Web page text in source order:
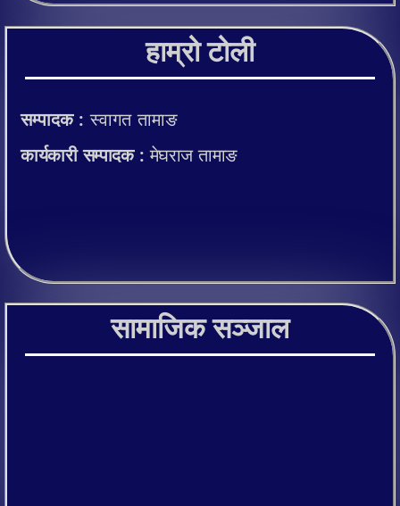
हाम्रो टोली
सम्पादक :स्वागत तामाङ
कार्यकारी सम्पादक :मेघराज तामाङ
सामाजिक सञ्जाल